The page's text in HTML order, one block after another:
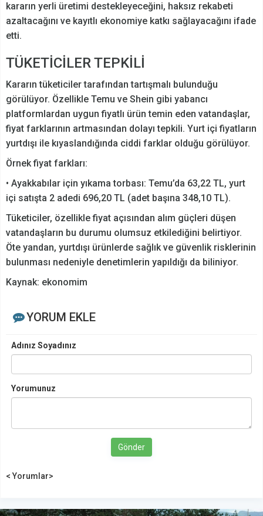
kararın yerli üretimi destekleyeceğini, haksız rekabeti
azaltacağını ve kayıtlı ekonomiye katkı sağlayacağını ifade
etti.
TÜKETİCİLER TEPKİLİ
Kararın tüketiciler tarafından tartışmalı bulunduğu
görülüyor. Özellikle Temu ve Shein gibi yabancı
platformlardan uygun fiyatlı ürün temin eden vatandaşlar,
fiyat farklarının artmasından dolayı tepkili. Yurt içi fiyatların
yurtdışı ile kıyaslandığında ciddi farklar olduğu görülüyor.
Örnek fiyat farkları:
• Ayakkabılar için yıkama torbası: Temu’da 63,22 TL, yurt
içi satışta 2 adedi 696,20 TL (adet başına 348,10 TL).
Tüketiciler, özellikle fiyat açısından alım güçleri düşen
vatandaşların bu durumu olumsuz etkilediğini belirtiyor.
Öte yandan, yurtdışı ürünlerde sağlık ve güvenlik risklerinin
bulunması nedeniyle denetimlerin yapıldığı da biliniyor.
Kaynak: ekonomim
YORUM EKLE
Adınız Soyadınız
Yorumunuz
Gönder
< Yorumlar>